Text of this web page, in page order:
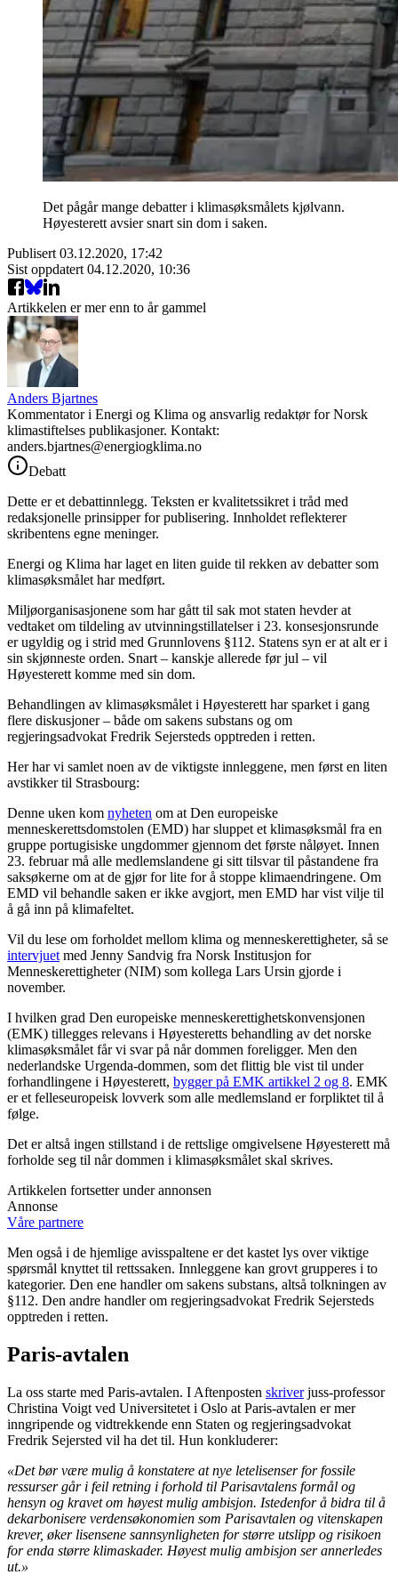
Det pågår mange debatter i klimasøksmålets kjølvann.
Høyesterett avsier snart sin dom i saken.
Publisert 03.12.2020, 17:42
Sist oppdatert 04.12.2020, 10:36
Artikkelen er mer enn to år gammel
Anders Bjartnes
Kommentator i Energi og Klima og ansvarlig redaktør for Norsk
klimastiftelses publikasjoner. Kontakt:
anders.bjartnes@energiogklima.no
Debatt
Dette er et debattinnlegg. Teksten er kvalitetssikret i tråd med
redaksjonelle prinsipper for publisering. Innholdet reflekterer
skribentens egne meninger.
Energi og Klima har laget en liten guide til rekken av debatter som
klimasøksmålet har medført.
Miljøorganisasjonene som har gått til sak mot staten hevder at
vedtaket om tildeling av utvinningstillatelser i 23. konsesjonsrunde
er ugyldig og i strid med Grunnlovens §112. Statens syn er at alt er i
sin skjønneste orden. Snart – kanskje allerede før jul – vil
Høyesterett komme med sin dom.
Behandlingen av klimasøksmålet i Høyesterett har sparket i gang
flere diskusjoner – både om sakens substans og om
regjeringsadvokat Fredrik Sejersteds opptreden i retten.
Her har vi samlet noen av de viktigste innleggene, men først en liten
avstikker til Strasbourg:
Denne uken kom nyheten om at Den europeiske
menneskerettsdomstolen (EMD) har sluppet et klimasøksmål fra en
gruppe portugisiske ungdommer gjennom det første nåløyet. Innen
23. februar må alle medlemslandene gi sitt tilsvar til påstandene fra
saksøkerne om at de gjør for lite for å stoppe klimaendringene. Om
EMD vil behandle saken er ikke avgjort, men EMD har vist vilje til
å gå inn på klimafeltet.
Vil du lese om forholdet mellom klima og menneskerettigheter, så se
intervjuet med Jenny Sandvig fra Norsk Institusjon for
Menneskerettigheter (NIM) som kollega Lars Ursin gjorde i
november.
I hvilken grad Den europeiske menneskerettighetskonvensjonen
(EMK) tillegges relevans i Høyesteretts behandling av det norske
klimasøksmålet får vi svar på når dommen foreligger. Men den
nederlandske Urgenda-dommen, som det flittig ble vist til under
forhandlingene i Høyesterett, bygger på EMK artikkel 2 og 8. EMK
er et felleseuropeisk lovverk som alle medlemsland er forpliktet til å
følge.
Det er altså ingen stillstand i de rettslige omgivelsene Høyesterett må
forholde seg til når dommen i klimasøksmålet skal skrives.
Artikkelen fortsetter under annonsen
Annonse
Våre partnere
Men også i de hjemlige avisspaltene er det kastet lys over viktige
spørsmål knyttet til rettssaken. Innleggene kan grovt grupperes i to
kategorier. Den ene handler om sakens substans, altså tolkningen av
§112. Den andre handler om regjeringsadvokat Fredrik Sejersteds
opptreden i retten.
Paris-avtalen
La oss starte med Paris-avtalen. I Aftenposten skriverjuss-professor
Christina Voigt ved Universitetet i Oslo at Paris-avtalen er mer
inngripende og vidtrekkende enn Staten og regjeringsadvokat
Fredrik Sejersted vil ha det til. Hun konkluderer:
«Det bør være mulig å konstatere at nye letelisenser for fossile
ressurser går i feil retning i forhold til Parisavtalens formål og
hensyn og kravet om høyest mulig ambisjon. Istedenfor å bidra til å
dekarbonisere verdensøkonomien som Parisavtalen og vitenskapen
krever, øker lisensene sannsynligheten for større utslipp og risikoen
for enda større klimaskader. Høyest mulig ambisjon ser annerledes
ut.»